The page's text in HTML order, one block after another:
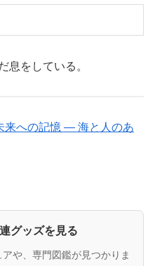
息をしている。
来への記憶 ― 海と人のあ
グッズを見る
や、専門図鑑が見つかりま